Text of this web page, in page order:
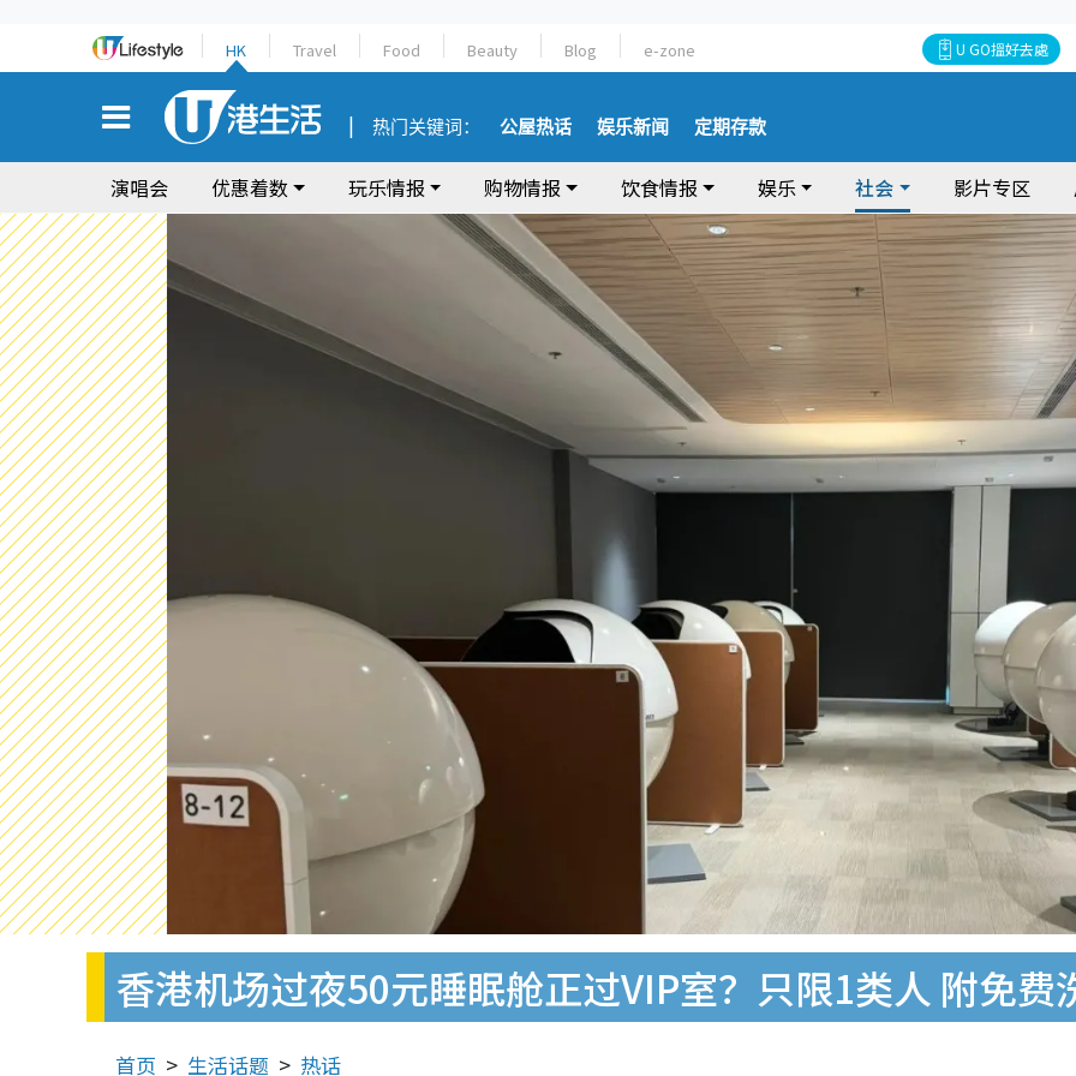
HK Travel Food Beauty Blog e-zone U GO搵好去處
热门关键词： 公屋热话 娱乐新闻 定期存款
演唱会 优惠着数 玩乐情报 购物情报 饮食情报 娱乐 社会 影片专区
香港机场过夜50元睡眠舱正过VIP室？只限1类人 附免费
首页 生活话题 热话